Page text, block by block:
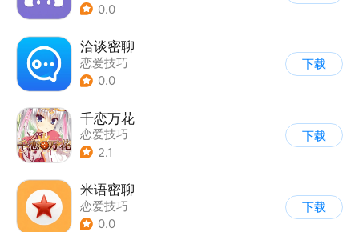
0.0
洽谈密聊
恋爱技巧
0.0
下载
千恋万花
恋爱技巧
2.1
下载
米语密聊
恋爱技巧
0.0
下载